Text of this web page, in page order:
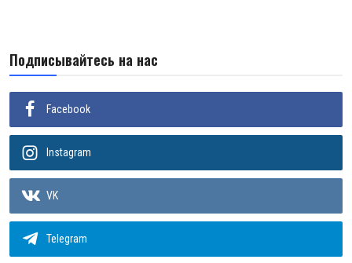
Подписывайтесь на нас
Facebook
Instagram
VK
Telegram